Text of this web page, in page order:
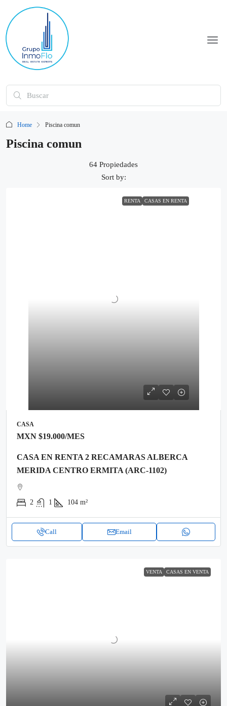
Home Piscina comun
Piscina comun
64 Propiedades
Sort by:
RENTA CASAS EN RENTA
CASA
MXN $19.000/MES
CASA EN RENTA 2 RECAMARAS ALBERCA
MERIDA CENTRO ERMITA (ARC-1102)
2 1 104 m²
Call Email
VENTA CASAS EN VENTA